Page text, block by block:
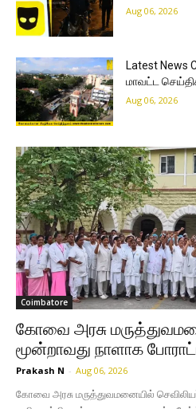
Aug 06, 2026
Latest News
மாவட்ட
Aug 06, 2026
Coimbatore
கோவை அரசு
மூன்றாவது நாளாக
Prakash N - Aug 06, 2026
கோவை அரசு மருத்துவமனையில்